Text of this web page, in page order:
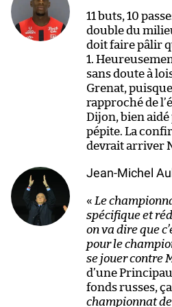
11 buts, 10
double du
doit faire pâlir
1.
sans doute à
Grenat, puisque
rapproché de
Dijon, bien aidé
pépite. La
devrait arriver
Jean-Michel
« Le
spécifique et
on va dire que
pour le
se jouer contre
d’une
fonds russes,
championnat